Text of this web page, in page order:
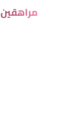
مراهقين